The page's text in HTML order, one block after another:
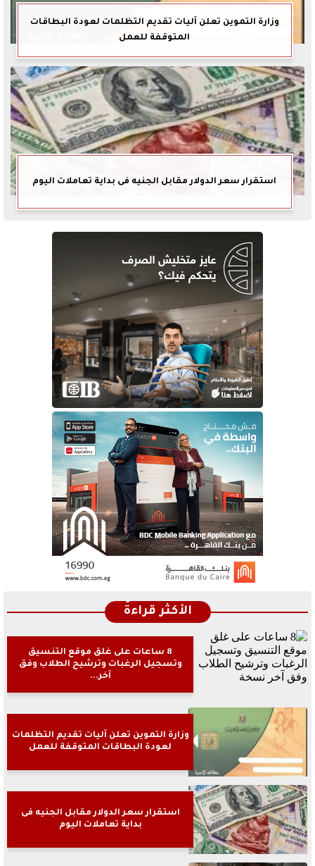
وزارة التموين تعلن آليات تقديم التظلمات لعودة البطاقات
المتوقفة للعمل
استقرار سعر الدولار مقابل الجنيه فى بداية تعاملات اليوم
الأكثر قراءةً
8 ساعات على غلق موقع التنسيق
وتسجيل الرغبات وترشيح الطلاب وفق
آخر...
وزارة التموين تعلن آليات تقديم التظلمات
لعودة البطاقات المتوقفة للعمل
استقرار سعر الدولار مقابل الجنيه فى
بداية تعاملات اليوم